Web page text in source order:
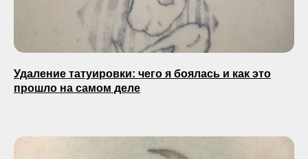
Удаление татуировки: чего я боялась и как это
прошло на самом деле